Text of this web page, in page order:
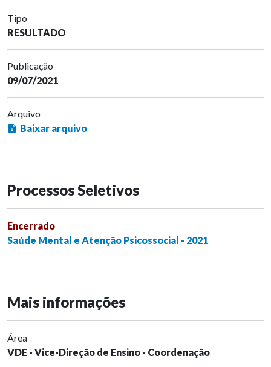
Tipo
RESULTADO
Publicação
09/07/2021
Arquivo
Baixar arquivo
Processos Seletivos
Encerrado
Saúde Mental e Atenção Psicossocial - 2021
Mais informações
Área
VDE - Vice-Direção de Ensino - Coordenação